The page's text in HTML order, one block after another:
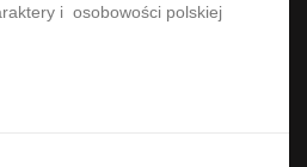
i osobowości polskiej